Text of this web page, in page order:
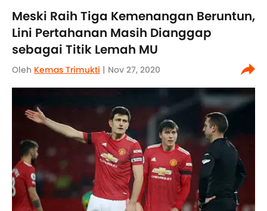
Meski Raih Tiga Kemenangan Beruntun,
Lini Pertahanan Masih Dianggap
sebagai Titik Lemah MU
Oleh Kemas Trimukti | Nov 27, 2020